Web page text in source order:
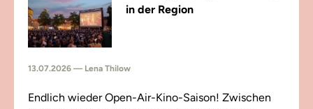
in der Region
13.07.2026 — Lena Thilow
Endlich wieder Open-Air-Kino-Saison! Zwischen